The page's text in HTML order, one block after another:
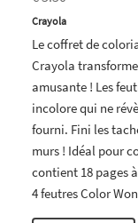
Crayola
Le coffret de
Crayola
amusante ! Les
incolore qui ne
fourni. Fini les
murs ! Idéal pour
contient 18 pages
4 feutres Color